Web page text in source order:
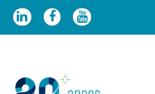
Aller